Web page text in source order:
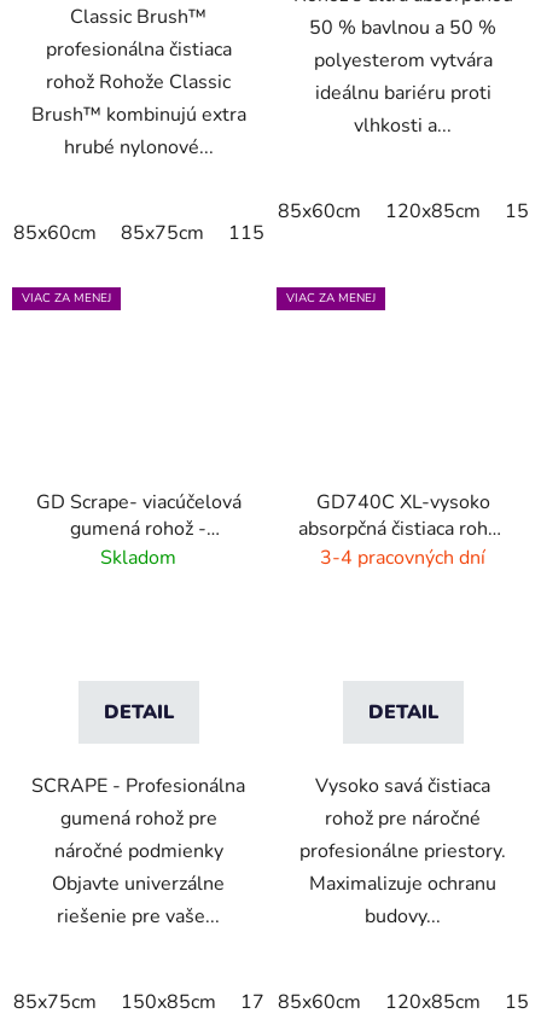
Classic Brush™
profesionálna čistiaca
rohož Rohože Classic
Brush™ kombinujú extra
hrubé nylonové...
85x60cm 85x75cm 115x85cm
50 % bavlnou a 50 %
polyesterom vytvára
ideálnu bariéru proti
vlhkosti a...
85x60cm 120x85cm
VIAC ZA MENEJ
GD Scrape- viacúčelová
gumená rohož -
interiér/exteriér
Skladom
DETAIL
SCRAPE - Profesionálna
gumená rohož pre
náročné podmienky
Objavte univerzálne
riešenie pre vaše...
85x75cm 150x85cm 175x115cm 300x85cm
VIAC ZA MENEJ
GD740C XL-vysoko
absorpčná čistiaca rohož
- 4 farby
3-4 pracovných dní
DETAIL
Vysoko savá čistiaca
rohož pre náročné
profesionálne priestory.
Maximalizuje ochranu
budovy...
85x60cm 120x85cm